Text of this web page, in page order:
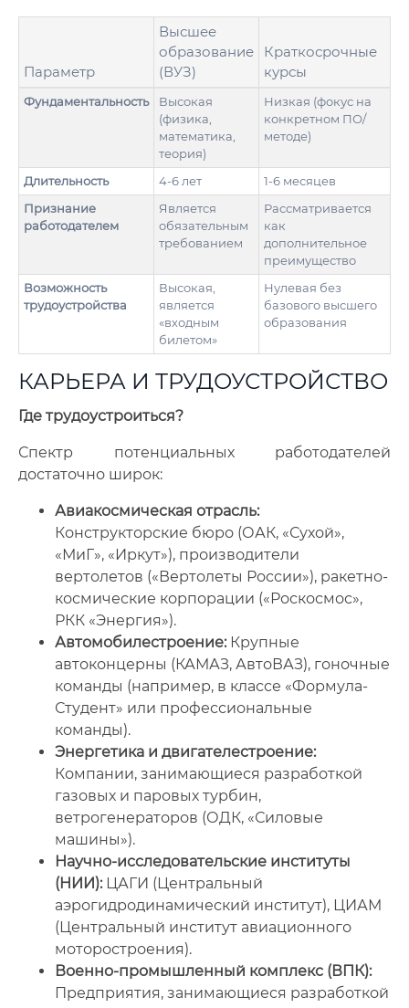
Параметр
Высшее
образование
(ВУЗ)
Краткосрочные
курсы
Фундаментальность
Высокая
(физика,
математика,
теория)
Низкая (фокус на
конкретном ПО/
методе)
Длительность 4-6 лет
1-6 месяцев
Признание
работодателем
Является
обязательным
требованием
Рассматривается
как
дополнительное
преимущество
Возможность
трудоустройства
Высокая,
является
«входным
билетом»
Нулевая без
базового высшего
образования
КАРЬЕРА И ТРУДОУСТРОЙСТВО
Где трудоустроиться?
Спектр потенциальных работодателей
достаточно широк:
Авиакосмическая отрасль:
Конструкторские бюро (ОАК, «Сухой»,
«МиГ», «Иркут»), производители
вертолетов («Вертолеты России»), ракетно-
космические корпорации («Роскосмос»,
РКК «Энергия»).
Автомобилестроение:Крупные
автоконцерны (КАМАЗ, АвтоВАЗ), гоночные
команды (например, в классе «Формула-
Студент» или профессиональные
команды).
Энергетика и двигателестроение:
Компании, занимающиеся разработкой
газовых и паровых турбин,
ветрогенераторов (ОДК, «Силовые
машины»).
Научно-исследовательские институты
(НИИ):ЦАГИ (Центральный
аэрогидродинамический институт), ЦИАМ
(Центральный институт авиационного
моторостроения).
Военно-промышленный комплекс (ВПК):
Предприятия, занимающиеся разработкой